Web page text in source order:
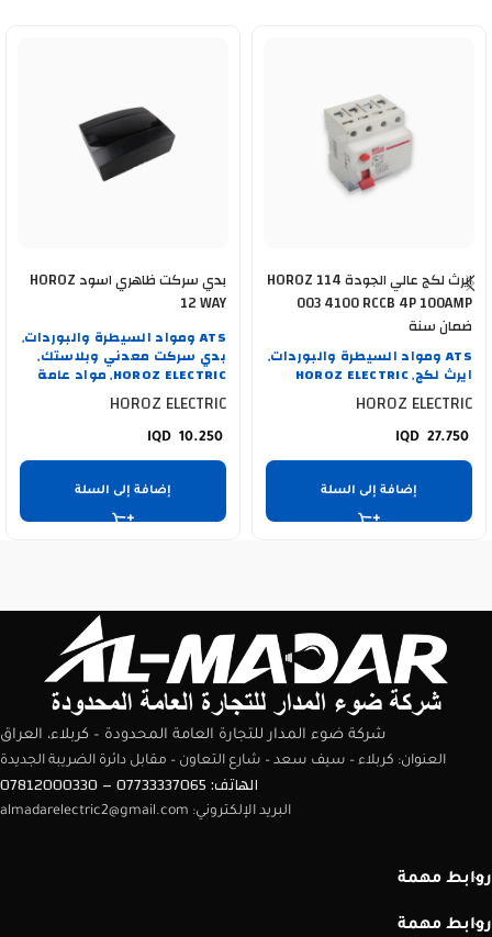
ايرث لكج عالي الجودة HOROZ 114
003 4100 RCCB 4P 100AMP
ضمان سنة
ATS ومواد السيطرة والبوردات ,
ايرث لكج,
HOROZ ELECTRIC
HOROZ ELECTRIC
27.750
إضافة إلى السلة
بدي سركت ظاهري اسود HOROZ
12 WAY
ATS ومواد السيطرة والبوردات ,
بدي سركت معدني وبلاستك,
HOROZ ELECTRIC
, مواد عامة
HOROZ ELECTRIC
10.250
إضافة إلى السلة
شركة ضوء المدار للتجارة العامة المحدودة – كربلاء، العراق
العنوان: كربلاء – سيف سعد – شارع التعاون – مقابل دائرة الضريبة الجديدة
الهاتف: 07733337065 – 07812000330
البريد الإلكتروني: almadarelectric2@gmail.com
روابط مهمة
روابط مهمة